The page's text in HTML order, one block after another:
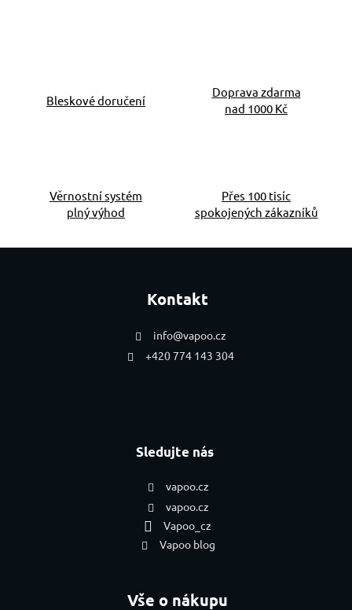
Bleskové doručení
Doprava zdarma
nad 1000 Kč
Věrnostní systém
plný výhod
Přes 100 tisíc
spokojených zákazníků
Kontakt
info@vapoo.cz
+420 774 143 304
Sledujte nás
vapoo.cz
vapoo.cz
Vapoo_cz
Vapoo blog
Vše o nákupu